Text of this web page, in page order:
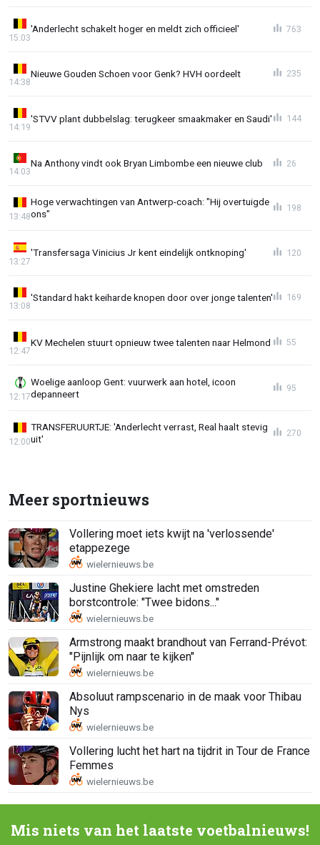
'Anderlecht schakelt hoger en meldt zich officieel'
15:03
763
Nieuwe Gouden Schoen voor Genk? HVH oordeelt
14:38
235
'STVV plant dubbelslag: terugkeer smaakmaker en Saudi'
14:19
144
Na Anthony vindt ook Bryan Limbombe een nieuwe club
14:03
26
Hoge verwachtingen van Antwerp-coach: "Hij overtuigde
ons"
13:48
198
'Transfersaga Vinicius Jr kent eindelijk ontknoping'
13:27
120
'Standard hakt keiharde knopen door over jonge talenten'
13:08
169
KV Mechelen stuurt opnieuw twee talenten naar Helmond
12:47
55
Woelige aanloop Gent: vuurwerk aan hotel, icoon
depanneert
12:17
95
TRANSFERUURTJE: 'Anderlecht verrast, Real haalt stevig
uit'
12:00
270
Meer sportnieuws
Vollering moet iets kwijt na 'verlossende'
etappezege
Justine Ghekiere lacht met omstreden
borstcontrole: "Twee bidons..."
Armstrong maakt brandhout van Ferrand-Prévot:
"Pijnlijk om naar te kijken"
Absoluut rampscenario in de maak voor Thibau
Nys
Vollering lucht het hart na tijdrit in Tour de France
Femmes
Mis niets van het laatste voetbalnieuws!